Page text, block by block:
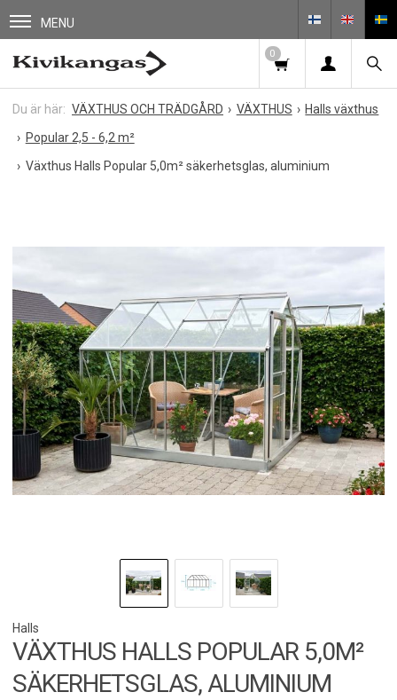
MENU
0
VÄXTHUS OCH TRÄDGÅRD VÄXTHUS
Halls växthus
Popular 2,5 - 6,2 m²
Växthus Halls Popular 5,0m² säkerhetsglas, aluminium
Halls
VÄXTHUS HALLS POPULAR 5,0M²
SÄKERHETSGLAS, ALUMINIUM